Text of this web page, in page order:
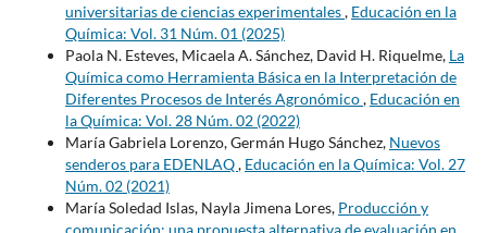
universitarias de ciencias experimentales, Educación en la
Química: Vol. 31 Núm. 01 (2025)
Paola N. Esteves, Micaela A. Sánchez, David H. Riquelme, La
Química como Herramienta Básica en la Interpretación de
Diferentes Procesos de Interés Agronómico, Educación en
la Química: Vol. 28 Núm. 02 (2022)
María Gabriela Lorenzo, Germán Hugo Sánchez, Nuevos
senderos para EDENLAQ, Educación en la Química: Vol. 27
Núm. 02 (2021)
María Soledad Islas, Nayla Jimena Lores, Producción y
comunicación: una propuesta alternativa de evaluación en